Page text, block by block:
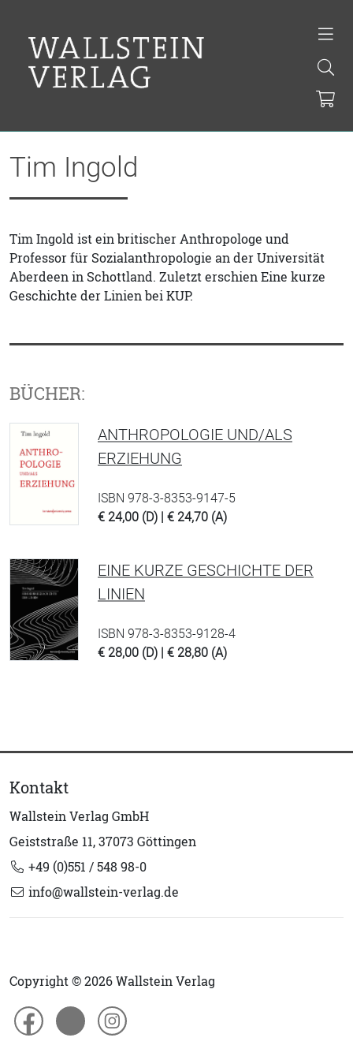
Tim Ingold
Tim Ingold ist ein britischer Anthropologe und
Professor für Sozialanthropologie an der Universität
Aberdeen in Schottland. Zuletzt erschien Eine kurze
Geschichte der Linien bei KUP.
BÜCHER:
ANTHROPOLOGIE UND/ALS
ERZIEHUNG
ISBN 978-3-8353-9147-5
€ 24,00 (D) | € 24,70 (A)
EINE KURZE GESCHICHTE DER
LINIEN
ISBN 978-3-8353-9128-4
€ 28,00 (D) | € 28,80 (A)
Kontakt
Wallstein Verlag GmbH
Geiststraße 11, 37073 Göttingen
+49 (0)551 / 548 98-0
info@wallstein-verlag.de
Copyright © 2026 Wallstein Verlag